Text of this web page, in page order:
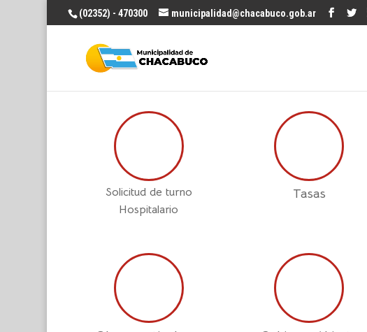
(02352) - 470300 municipalidad@chacabuco.gob.ar
Solicitud de turno
Hospitalario
Tasas